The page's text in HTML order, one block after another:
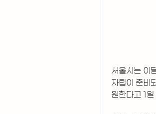
서울시는 이
자립이 준비
원한다고 1일